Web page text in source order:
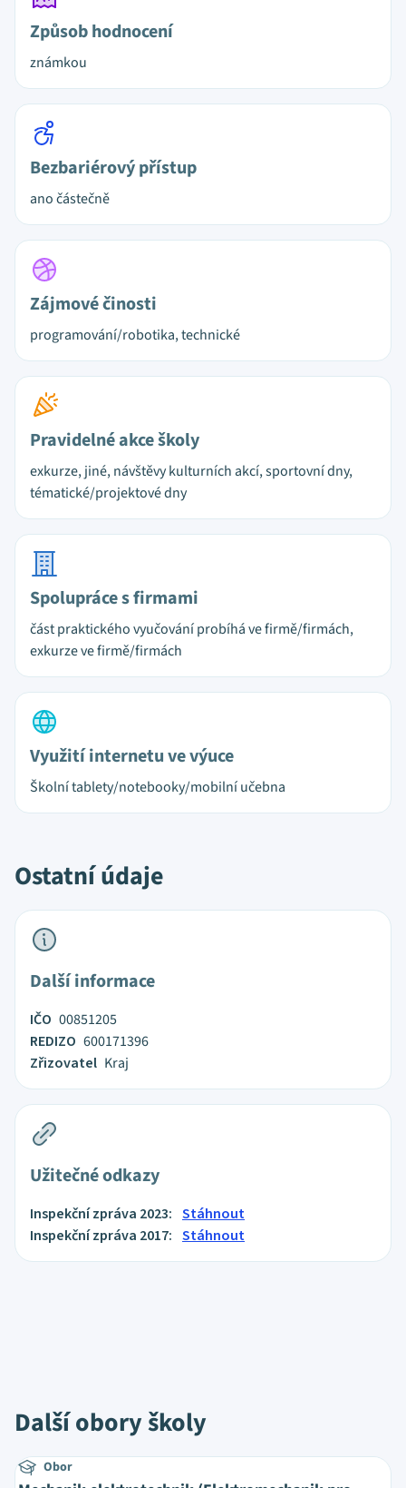
Způsob hodnocení
známkou
Bezbariérový přístup
ano částečně
Zájmové činosti
programování/robotika, technické
Pravidelné akce školy
exkurze, jiné, návštěvy kulturních akcí, sportovní dny,
tématické/projektové dny
Spolupráce s firmami
část praktického vyučování probíhá ve firmě/firmách,
exkurze ve firmě/firmách
Využití internetu ve výuce
Školní tablety/notebooky/mobilní učebna
Ostatní údaje
Další informace
IČO 00851205
REDIZO 600171396
Zřizovatel Kraj
Užitečné odkazy
Inspekční zpráva 2023: Stáhnout
Inspekční zpráva 2017: Stáhnout
Další obory školy
Obor